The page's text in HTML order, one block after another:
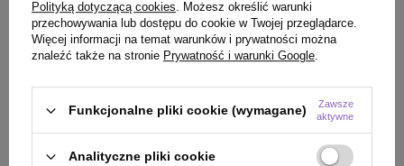
Najniższa cena produktu w okresie 30 dni przed
wprowadzeniem obniżki:25,00 zł +1%
Cena katalogowa:79,00 zł -68%
Najniższa cena
wprowadzeniem
Cena katalogowa:
Polityką dotyczącą cookies. Możesz określić warunki
przechowywania lub dostępu do cookie w Twojej przeglądarce.
Więcej informacji na temat warunków i prywatności można
znaleźć także na stronie Prywatność i warunki Google.
Funkcjonalne pliki cookie (wymagane)
Zawsze
aktywne
Analityczne pliki cookie